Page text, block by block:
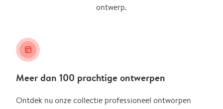
ontwerp.
layout_alt
Meer dan 100 prachtige ontwerpen
Ontdek nu onze collectie professioneel ontworpen